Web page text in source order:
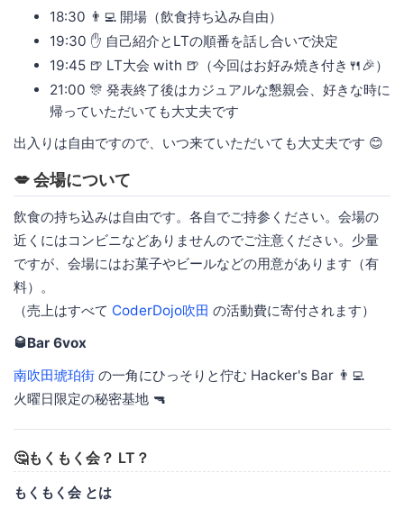
18:30 👨‍💻 開場（飲食持ち込み自由）
19:30 ✋ 自己紹介とLTの順番を話し合いで決定
19:45 🍺 LT大会 with 🍺（今回はお好み焼き付き🍴🎉）
21:00 🎊 発表終了後はカジュアルな懇親会、好きな時に
帰っていただいても大丈夫です
出入りは自由ですので、いつ来ていただいても大丈夫です 😊
💋 会場について
飲食の持ち込みは自由です。各自でご持参ください。会場の
近くにはコンビニなどありませんのでご注意ください。少量
ですが、会場にはお菓子やビールなどの用意があります（有
料）。
（売上はすべて CoderDojo吹田 の活動費に寄付されます）
🥃Bar 6vox
南吹田琥珀街 の一角にひっそりと佇む Hacker's Bar 👨‍💻
火曜日限定の秘密基地 🔫
🤔もくもく会？ LT？
もくもく会 とは